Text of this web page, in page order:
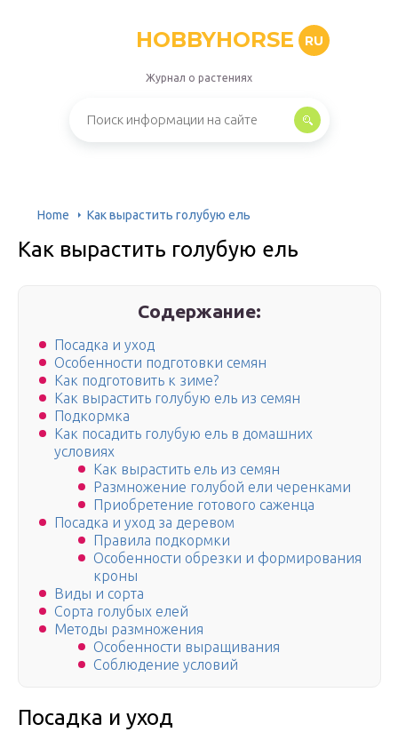
HOBBYHORSE RU
Журнал о растениях
Home Как вырастить голубую ель
Как вырастить голубую ель
Содержание:
Посадка и уход
Особенности подготовки семян
Как подготовить к зиме?
Как вырастить голубую ель из семян
Подкормка
Как посадить голубую ель в домашних
условиях
Как вырастить ель из семян
Размножение голубой ели черенками
Приобретение готового саженца
Посадка и уход за деревом
Правила подкормки
Особенности обрезки и формирования
кроны
Виды и сорта
Сорта голубых елей
Методы размножения
Особенности выращивания
Соблюдение условий
Посадка и уход